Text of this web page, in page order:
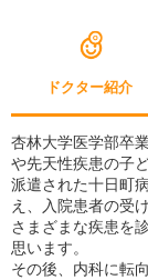
ドクター紹介
杏林大学医学部卒
や先天性疾患の子
派遣された十日町
え、入院患者の受
さまざまな疾患を
思います。
その後、内科に転